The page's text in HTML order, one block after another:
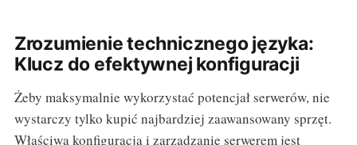
Zrozumienie technicznego języka:
Klucz do efektywnej konfiguracji
Żeby maksymalnie wykorzystać potencjał serwerów, nie
wystarczy tylko kupić najbardziej zaawansowany sprzęt.
Właściwa konfiguracja i zarządzanie serwerem jest